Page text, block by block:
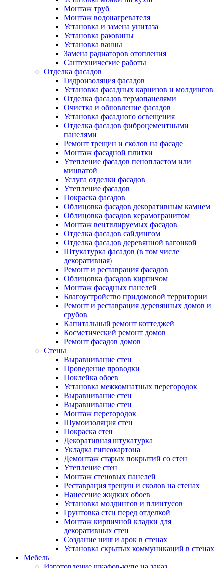
Монтаж труб
Монтаж водонагревателя
Установка и замена унитаза
Установка раковины
Установка ванны
Замена радиаторов отопления
Сантехнические работы
Отделка фасадов
Гидроизоляция фасадов
Установка фасадных карнизов и молдингов
Отделка фасадов термопанелями
Очистка и обновление фасадов
Установка фасадного освещения
Отделка фасадов фиброцементными
панелями
Ремонт трещин и сколов на фасаде
Монтаж фасадной плитки
Утепление фасадов пенопластом или
минватой
Услуга отделки фасадов
Утепление фасадов
Покраска фасадов
Облицовка фасадов декоративным камнем
Облицовка фасадов керамогранитом
Монтаж вентилируемых фасадов
Отделка фасадов сайдингом
Отделка фасадов деревянной вагонкой
Штукатурка фасадов (в том числе
декоративная)
Ремонт и реставрация фасадов
Облицовка фасадов кирпичом
Монтаж фасадных панелей
Благоустройство придомовой территории
Ремонт и реставрация деревянных домов и
срубов
Капитальный ремонт коттеджей
Косметический ремонт домов
Ремонт фасадов домов
Стены
Выравнивание стен
Проведение проводки
Поклейка обоев
Установка межкомнатных перегородок
Выравнивание стен
Выравнивание стен
Монтаж перегородок
Шумоизоляция стен
Покраска стен
Декоративная штукатурка
Укладка гипсокартона
Демонтаж старых покрытий со стен
Утепление стен
Монтаж стеновых панелей
Реставрация трещин и сколов на стенах
Нанесение жидких обоев
Установка молдингов и плинтусов
Грунтовка стен перед отделкой
Монтаж кирпичной кладки для
декоративных стен
Создание ниш и арок в стенах
Установка скрытых коммуникаций в стенах
Мебель
Изготовление шкафов-купе на заказ